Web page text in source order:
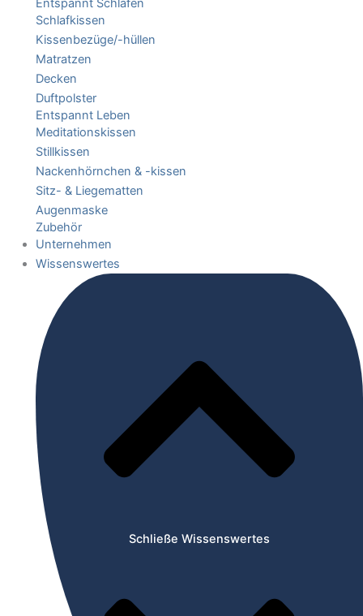
Entspannt Schlafen
Schlafkissen
Kissenbezüge/-hüllen
Matratzen
Decken
Duftpolster
Entspannt Leben
Meditationskissen
Stillkissen
Nackenhörnchen & -kissen
Sitz- & Liegematten
Augenmaske
Zubehör
Unternehmen
Wissenswertes
Schließe Wissenswertes